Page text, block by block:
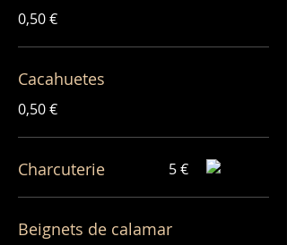
0,50 €
Cacahuetes
0,50 €
Charcuterie 5 €
Beignets de calamar